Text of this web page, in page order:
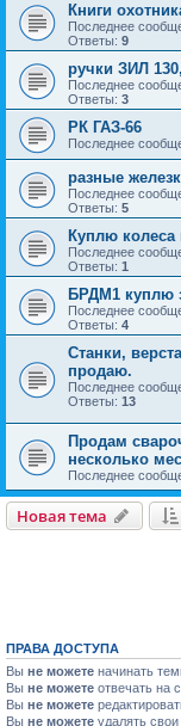
Книги
Последнее
Ответы: 9
ручки ЗИЛ
Последнее
Ответы: 3
РК ГАЗ-66
Последнее
разные
Последнее
Ответы: 5
Куплю колеса
Последнее
Ответы: 1
БРДМ1 куплю
Последнее
Ответы: 4
Станки,
продаю.
Последнее
Ответы: 13
Продам
несколько мес
Последнее
Новая тема
ПРАВА ДОСТУПА
Вы не можете начинать
Вы не можете отвечать на
Вы не можете
Вы не можете удалять